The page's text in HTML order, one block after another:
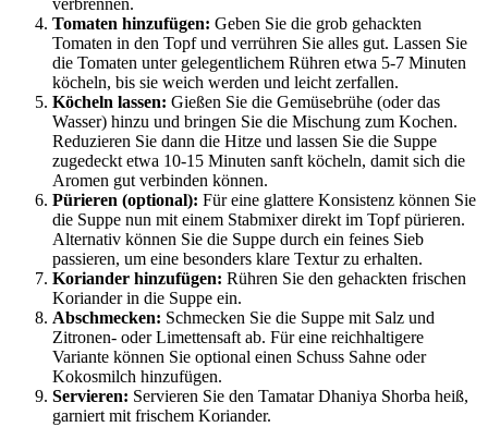
verbrennen.
Tomaten hinzufügen: Geben Sie die grob gehackten
Tomaten in den Topf und verrühren Sie alles gut. Lassen Sie
die Tomaten unter gelegentlichem Rühren etwa 5-7 Minuten
köcheln, bis sie weich werden und leicht zerfallen.
Köcheln lassen: Gießen Sie die Gemüsebrühe (oder das
Wasser) hinzu und bringen Sie die Mischung zum Kochen.
Reduzieren Sie dann die Hitze und lassen Sie die Suppe
zugedeckt etwa 10-15 Minuten sanft köcheln, damit sich die
Aromen gut verbinden können.
Pürieren (optional): Für eine glattere Konsistenz können Sie
die Suppe nun mit einem Stabmixer direkt im Topf pürieren.
Alternativ können Sie die Suppe durch ein feines Sieb
passieren, um eine besonders klare Textur zu erhalten.
Koriander hinzufügen: Rühren Sie den gehackten frischen
Koriander in die Suppe ein.
Abschmecken: Schmecken Sie die Suppe mit Salz und
Zitronen- oder Limettensaft ab. Für eine reichhaltigere
Variante können Sie optional einen Schuss Sahne oder
Kokosmilch hinzufügen.
Servieren: Servieren Sie den Tamatar Dhaniya Shorba heiß,
garniert mit frischem Koriander.